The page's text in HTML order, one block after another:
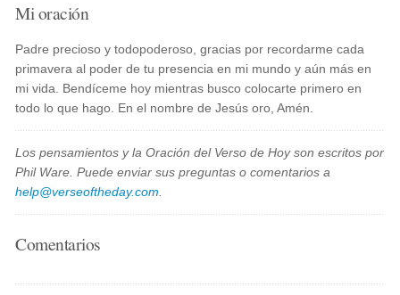
Mi oración
Padre precioso y todopoderoso, gracias por recordarme cada
primavera al poder de tu presencia en mi mundo y aún más en
mi vida. Bendíceme hoy mientras busco colocarte primero en
todo lo que hago. En el nombre de Jesús oro, Amén.
Los pensamientos y la Oración del Verso de Hoy son escritos por
Phil Ware. Puede enviar sus preguntas o comentarios a
help@verseoftheday.com
Comentarios